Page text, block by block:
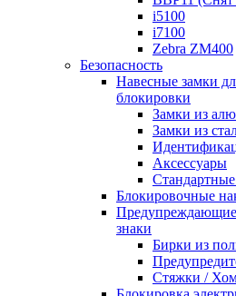
i5100
i7100
Zebra ZM400
Безопасность
Навесные замки
блокировки
Замки из
Замки из
Аксессуары
Блокировочные
знаки
Бирки из
Стяжки /